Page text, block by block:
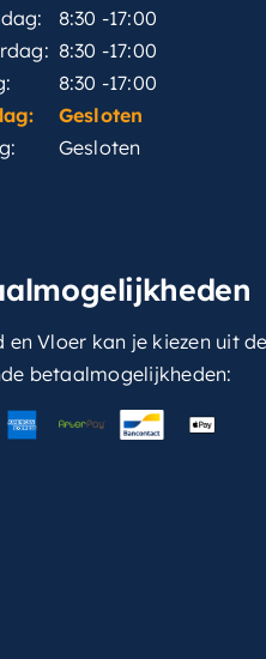
8:30 -17:00
8:30 -17:00
8:30 -17:00
Gesloten
Gesloten
en Vloer kan je kiezen uit de
betaalmogelijkheden: